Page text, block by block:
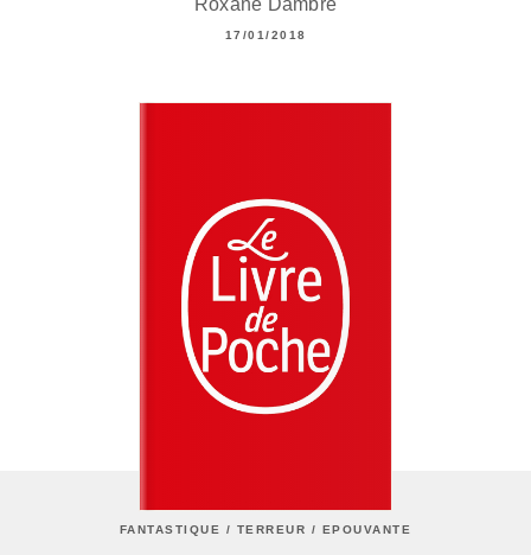
Roxane Dambre
17/01/2018
FANTASTIQUE / TERREUR / EPOUVANTE